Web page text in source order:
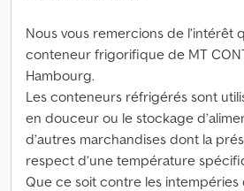
Nous vous remercions de l’intérêt
conteneur frigorifique de MT
Hambourg.
Les conteneurs réfrigérés sont
en douceur ou le stockage
d’autres marchandises dont la
respect d’une température
Que ce soit contre les intempéries